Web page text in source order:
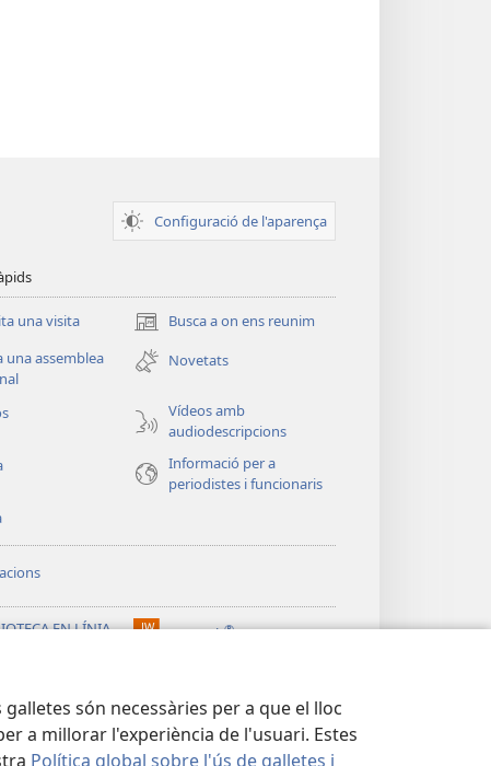
són necessàries per a que el lloc
a millorar l'experiència de l'usuari. Estes
Política global sobre l'ús de galletes i
Configuració de l'aparença
una visita Busca a on ens reunim
(obri
en
una
nova)
una assemblea
Novetats
Vídeos amb
audiodescripcions
Informació per a
periodistes i funcionaris
EN LÍNIA
JW Hub®
finestra
nova)